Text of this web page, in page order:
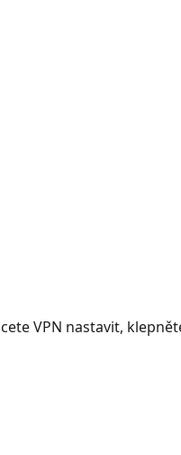
VPN nastavit,